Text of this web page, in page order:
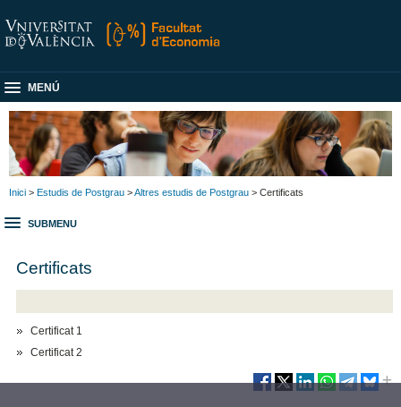
MENÚ
Inici > Estudis de Postgrau >Altres estudis de Postgrau > Certificats
SUBMENU
Certificats
Certificat 1
Certificat 2